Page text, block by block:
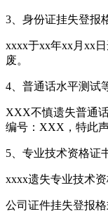
3、身份证挂失登报
xxxx于xx年xx月xx
废。
4、普通话水平测试
XXX不慎遗失普通
编号：XXX，特此声
5、专业技术资格证
xxxx遗失专业技术
公司证件挂失登报